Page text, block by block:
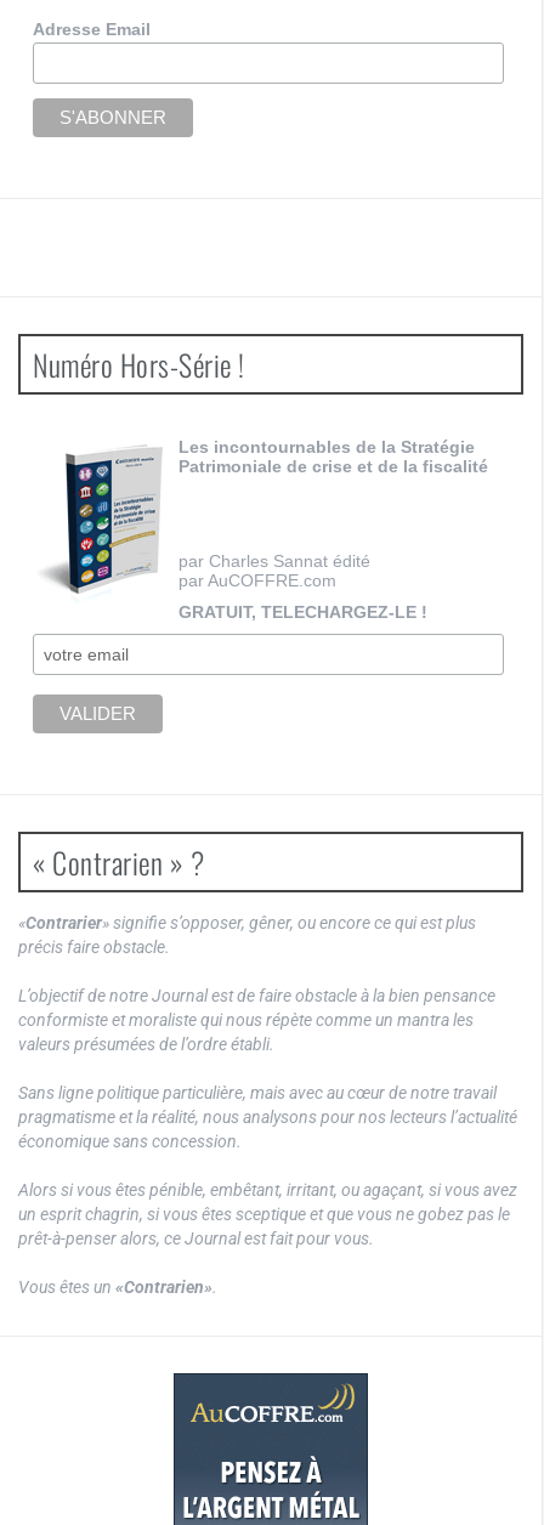
Adresse Email
Numéro Hors-Série !
Les incontournables de la Stratégie
Patrimoniale de crise et de la fiscalité
par Charles Sannat édité
par AuCOFFRE.com
GRATUIT, TELECHARGEZ-LE !
« Contrarien » ?
«Contrarier» signifie s’opposer, gêner, ou encore ce qui est plus
précis faire obstacle.
L’objectif de notre Journal est de faire obstacle à la bien pensance
conformiste et moraliste qui nous répète comme un mantra les
valeurs présumées de l’ordre établi.
Sans ligne politique particulière, mais avec au cœur de notre travail
pragmatisme et la réalité, nous analysons pour nos lecteurs l’actualité
économique sans concession.
Alors si vous êtes pénible, embêtant, irritant, ou agaçant, si vous avez
un esprit chagrin, si vous êtes sceptique et que vous ne gobez pas le
prêt-à-penser alors, ce Journal est fait pour vous.
Vous êtes un «Contrarien».